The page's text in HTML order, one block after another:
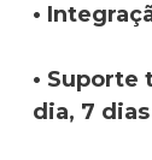
•
• Suporte
dia, 7